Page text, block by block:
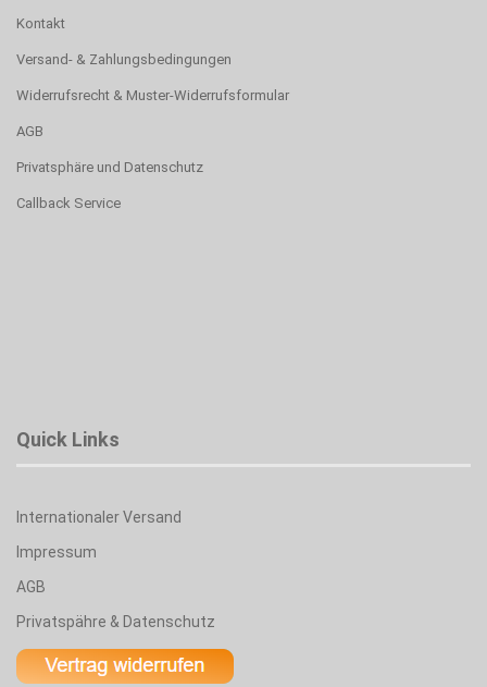
Kontakt
Versand- & Zahlungsbedingungen
Widerrufsrecht & Muster-Widerrufsformular
AGB
Privatsphäre und Datenschutz
Callback Service
Quick Links
Internationaler Versand
Impressum
AGB
Privatspähre & Datenschutz